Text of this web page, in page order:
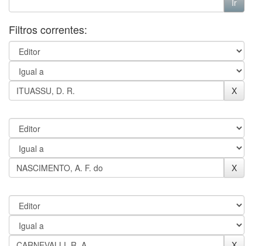
Filtros correntes: